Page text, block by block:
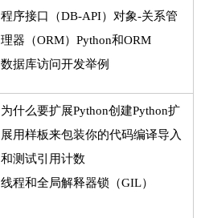
程序接口（DB-API）对象-关系管
理器（ORM）Python和ORM
数据库访问开发举例
为什么要扩展Python创建Python扩
展用样板来包装你的代码编译导入
和测试引用计数
线程和全局解释器锁（GIL）